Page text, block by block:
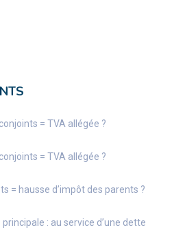
= TVA allégée ?
= TVA allégée ?
= hausse d’impôt des parents ?
: au service d’une dette